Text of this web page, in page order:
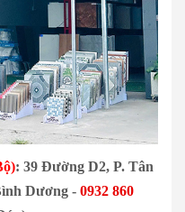
: 39 Đường D2, P. Tân
Dương - 0932 860